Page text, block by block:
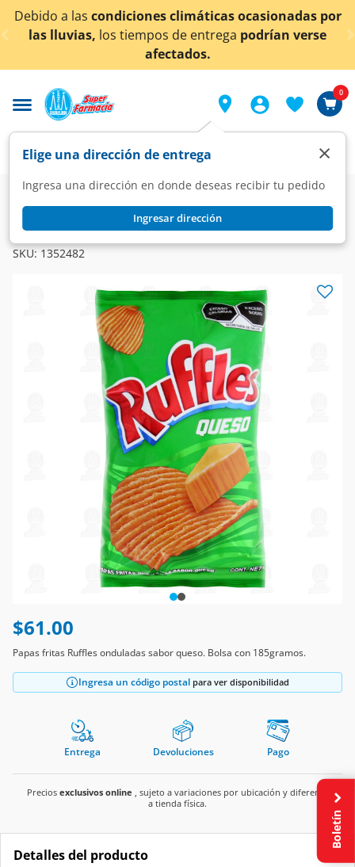
< div class="carousel-inner">
a lascondiciones climáticas ocasionadas por
los tiempos de entregapodrían verse
afectados.
Elige una dirección de entrega
Ingresa una dirección en donde deseas recibir tu pedido
Ingresar dirección
×
0
Super Alimentos Botanas Papas y Frituras
Papas Ruffles Sabor Queso, 185gr.
SKU: 1352482
$61.00
Papas fritas Ruffles onduladas sabor queso. Bolsa con 185gramos.
Ingresa un código postal para ver disponibilidad
Entrega Devoluciones Pago
Precios exclusivos online , sujeto a variaciones por ubicación y diferente
a tienda física.
Detalles del producto
Boletín